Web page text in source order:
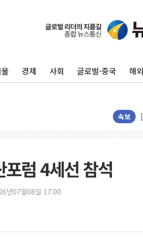
경제 사회 글로벌·중국 해
속보
럼 4세선 참석
년07월08일 17:00